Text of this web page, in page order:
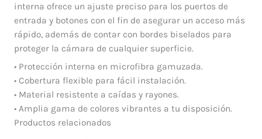
interna ofrece un ajuste preciso para los puertos de
entrada y botones con el fin de asegurar un acceso más
rápido, además de contar con bordes biselados para
proteger la cámara de cualquier superficie.
• Protección interna en microfibra gamuzada.
• Cobertura flexible para fácil instalación.
• Material resistente a caídas y rayones.
• Amplia gama de colores vibrantes a tu disposición.
Productos relacionados